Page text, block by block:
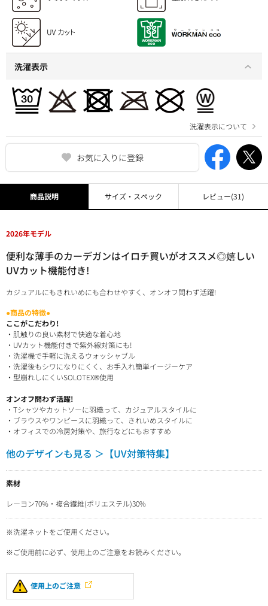
お気に入りに登録
洗濯表示
洗濯表示について
商品説明
2026年モデル
便利な薄手のカーデガンはイロチ買いがオススメ◎嬉しい
UVカット機能付き!
カジュアルにもきれいめにも合わせやすく、オンオフ問わず活躍!
●商品の特徴●
ここがこだわり!
・肌触りの良い素材で快適な着心地
・UVカット機能付きで紫外線対策にも!
・洗濯機で手軽に洗えるウォッシャブル
・洗濯後もシワになりにくく、お手入れ簡単イージーケア
・型崩れしにくいSOLOTEX®使用
オンオフ問わず活躍!
・Tシャツやカットソーに羽織って、カジュアルスタイルに
・ブラウスやワンピースに羽織って、きれいめスタイルに
・オフィスでの冷房対策や、旅行などにもおすすめ
他のデザインも見る ＞【UV対策特集】
素材
レーヨン70%・複合繊維(ポリエステル)30%
※洗濯ネットをご使用ください。
※ご使用前に必ず、使用上のご注意をお読みください。
使用上のご注意
サイズ・スペック レビュー(31)